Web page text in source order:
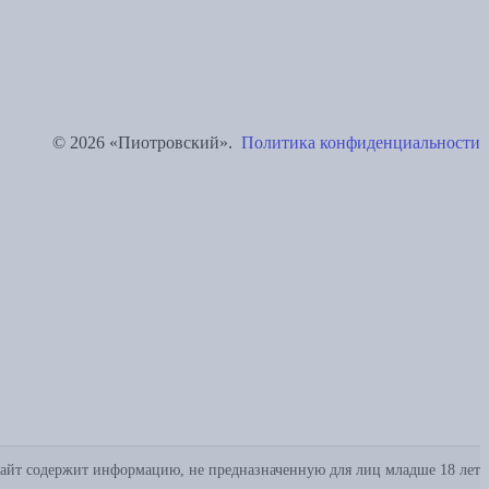
© 2026 «Пиотровский». Политика конфиденциальности
содержит информацию, не предназначенную для лиц младше 18 лет